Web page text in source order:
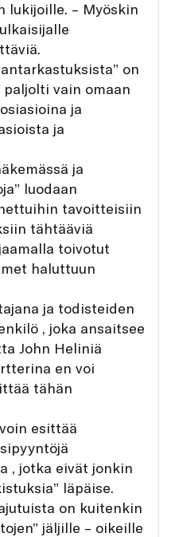
lukijoille. – Myöskin
on
vain omaan
ja
ja
ja
luodaan
tavoitteisiin
tähtääviä
toivotut
haluttuun
ja todisteiden
, joka ansaitsee
John Heliniä
en voi
tähän
esittää
, jotka eivät jonkin
läpäise.
on kuitenkin
jäljille – oikeille